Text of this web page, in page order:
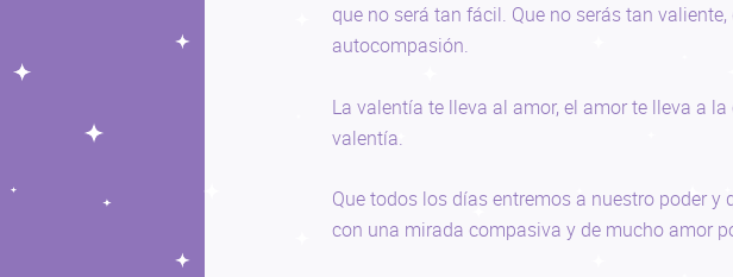
que no será tan fácil. Que no serás tan
autocompasión.
La valentía te lleva al amor, el amor te lleva a
valentía.
Que todos los días entremos a nuestro poder
con una mirada compasiva y de mucho amor